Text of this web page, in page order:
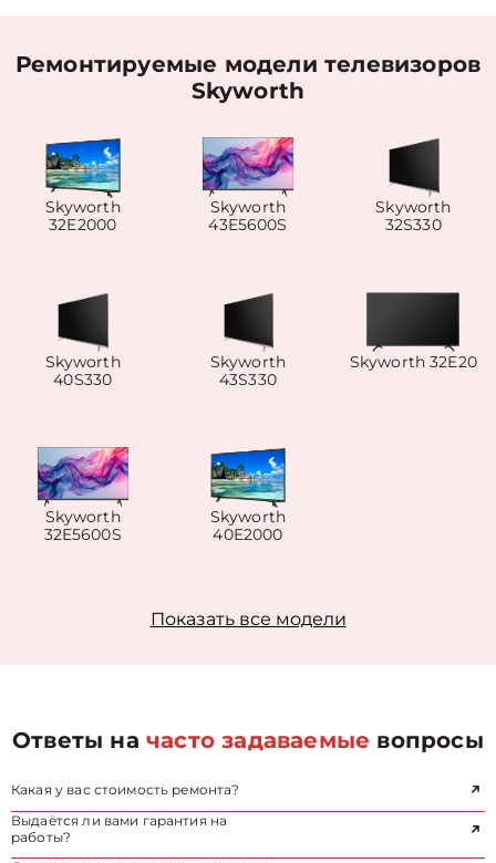
Ремонтируемые модели телевизоров
Skyworth
Skyworth
32E2000
Skyworth
43E5600S
Skyworth
32S330
Skyworth
40S330
Skyworth
43S330
Skyworth 32E20
Skyworth
32E5600S
Skyworth
40E2000
Показать все модели
Ответы начасто задаваемые вопросы
Какая у вас стоимость ремонта?
Выдаётся ли вами гарантия на
работы?